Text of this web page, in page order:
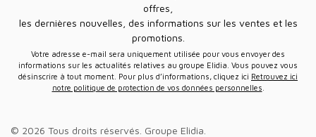
offres,
les dernières nouvelles, des informations sur les ventes et les
promotions.
Votre adresse e-mail sera uniquement utilisée pour vous envoyer des
informations sur les actualités relatives au groupe Elidia. Vous pouvez vous
désinscrire à tout moment. Pour plus d’informations, cliquez ici Retrouvez ici
notre politique de protection de vos données personnelles
© 2026 Tous droits réservés. Groupe Elidia